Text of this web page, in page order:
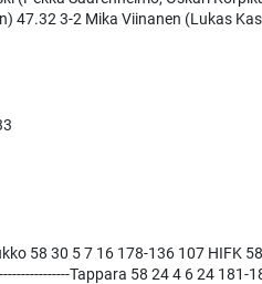
47.32 3-2 Mika Viinanen (Lukas
58 30 5 7 16 178-136 107 HIFK
Tappara 58 24 4 6 24